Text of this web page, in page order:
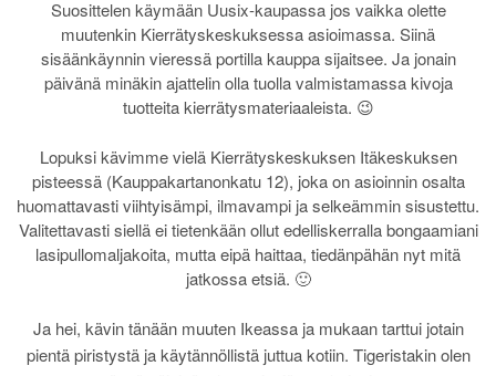
Suosittelen käymään Uusix-kaupassa jos vaikka olette
muutenkin Kierrätyskeskuksessa asioimassa. Siinä
sisäänkäynnin vieressä portilla kauppa sijaitsee. Ja jonain
päivänä minäkin ajattelin olla tuolla valmistamassa kivoja
tuotteita kierrätysmateriaaleista. 😉
Lopuksi kävimme vielä Kierrätyskeskuksen Itäkeskuksen
pisteessä (Kauppakartanonkatu 12), joka on asioinnin osalta
huomattavasti viihtyisämpi, ilmavampi ja selkeämmin sisustettu.
Valitettavasti siellä ei tietenkään ollut edelliskerralla bongaamiani
lasipullomaljakoita, mutta eipä haittaa, tiedänpähän nyt mitä
jatkossa etsiä. 🙂
Ja hei, kävin tänään muuten Ikeassa ja mukaan tarttui jotain
pientä piristystä ja käytännöllistä juttua kotiin. Tigeristakin olen